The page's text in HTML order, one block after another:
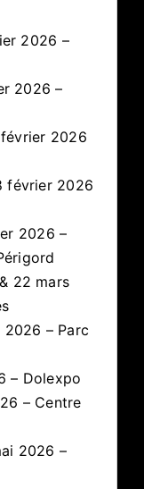
2026 –
2026 –
février 2026
février 2026
2026 –
22 mars
– Parc
– Dolexpo
– Centre
2026 –